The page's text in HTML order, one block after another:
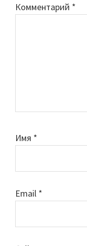
Комментарий *
Имя *
Email *